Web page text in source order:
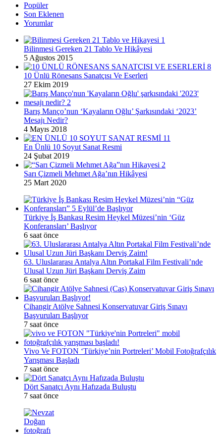
Popüler
Son Eklenen
Yorumlar
Bilinmesi Gereken 21 Tablo Ve Hikâyesi
5 Ağustos 2015
10 Ünlü Rönesans Sanatçısı Ve Eserleri
27 Ekim 2019
Barış Manço’nun ‘Kayaların Oğlu’ Şarkısındaki ‘2023’
Mesajı Nedir?
4 Mayıs 2018
En Ünlü 10 Soyut Sanat Resmi
24 Şubat 2019
Sarı Çizmeli Mehmet Ağa’nın Hikâyesi
25 Mart 2020
Türkiye İş Bankası Resim Heykel Müzesi’nin ‘Güz
Konferansları’ Başlıyor
6 saat önce
63. Uluslararası Antalya Altın Portakal Film Festivali’nde
Ulusal Uzun Jüri Başkanı Derviş Zaim
6 saat önce
Cihangir Atölye Sahnesi Konservatuvar Giriş Sınavı
Başvuruları Başlıyor
7 saat önce
Vivo Ve FOTON ‘Türkiye’nin Portreleri’ Mobil Fotoğrafçılık
Yarışması Başladı
7 saat önce
Dört Sanatçı Aynı Hafızada Buluştu
7 saat önce